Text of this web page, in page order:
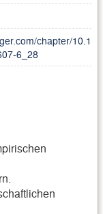
chapter/10.1
6_28